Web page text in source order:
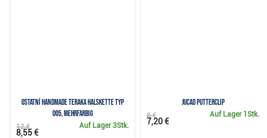
Ostatní Handmade Teraka Halskette Typ
005, mehrfarbig
Auf Lager3Stk.
12 €
8,55 €
JuCad Putterclip
Auf Lager 1Stk.
8 €
7,20 €